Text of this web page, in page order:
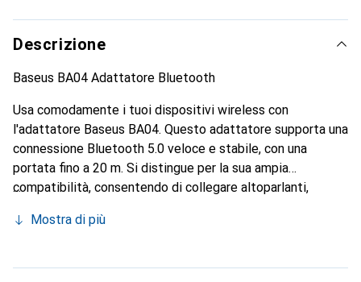
Descrizione
Baseus BA04 Adattatore Bluetooth
Usa comodamente i tuoi dispositivi wireless con
l'adattatore Baseus BA04. Questo adattatore supporta una
connessione Bluetooth 5.0 veloce e stabile, con una
portata fino a 20 m. Si distingue per la sua ampia
compatibilità, consentendo di collegare altoparlanti,
accoppiare fino a 7 dispositivi contemporaneamente.
Mostra di più